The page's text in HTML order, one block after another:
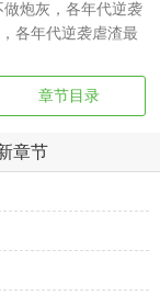
炮灰，各年代逆袭
各年代逆袭虐渣最
章节目录
章节